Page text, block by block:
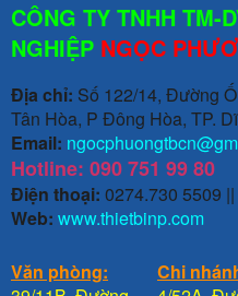
CÔNG TY TNHH TM-
NGHIỆP NGỌC
Địa chỉ: Số 122/14, Đường
Tân Hòa, P Đông Hòa, TP.
Email:
Hotline: 090 751 99 80
Điện thoại: 0274.730 5509
Web: www.thietbinp.com
Văn phòng:
Chi